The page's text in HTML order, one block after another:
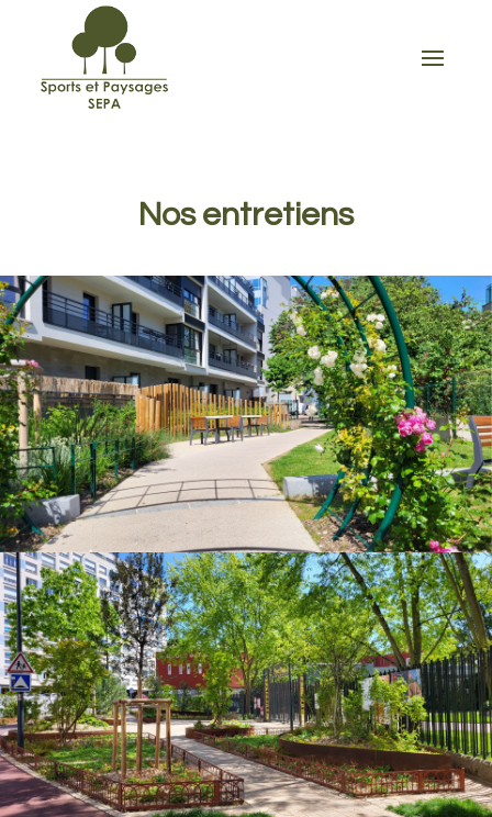
Nos entretiens